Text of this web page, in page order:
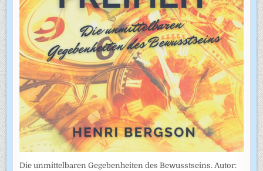
Die unmittelbaren Gegebenheiten des Bewusstseins. Autor: